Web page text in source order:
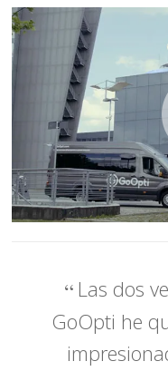
Las dos
GoOpti he